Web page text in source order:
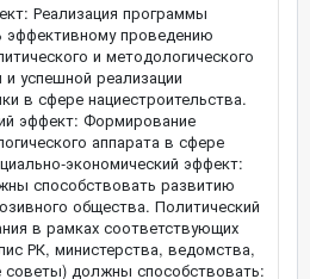
Реализация программы
проведению
и методологического
и успешной реализации
в сфере нациестроительства.
эффект: Формирование
аппарата в сфере
экономический эффект:
способствовать развитию
общества. Политический
в рамках соответствующих
РК, министерства, ведомства,
должны способствовать: